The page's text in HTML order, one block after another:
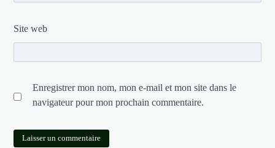
Site web
Enregistrer mon nom, mon e-mail et mon site dans le
navigateur pour mon prochain commentaire.